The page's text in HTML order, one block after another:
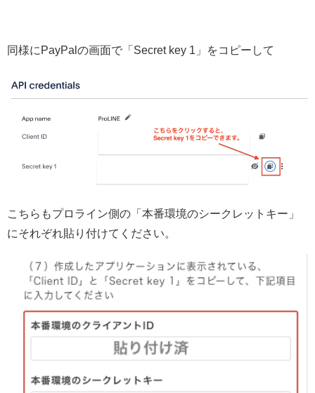
同様にPayPalの画面で「Secret key 1」をコピーして
こちらもプロライン側の「本番環境のシークレットキー」
にそれぞれ貼り付けてください。